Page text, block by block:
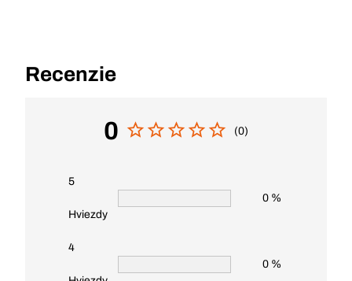
Recenzie
0 (0)
5
Hviezdy
0 %
4
0 %